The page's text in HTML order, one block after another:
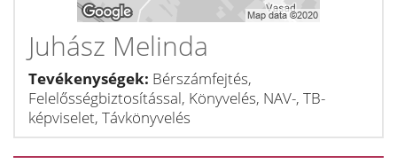
Juhász Melinda
Tevékenységek: Bérszámfejtés,
Felelősségbiztosítással, Könyvelés, NAV-, TB-
képviselet, Távkönyvelés